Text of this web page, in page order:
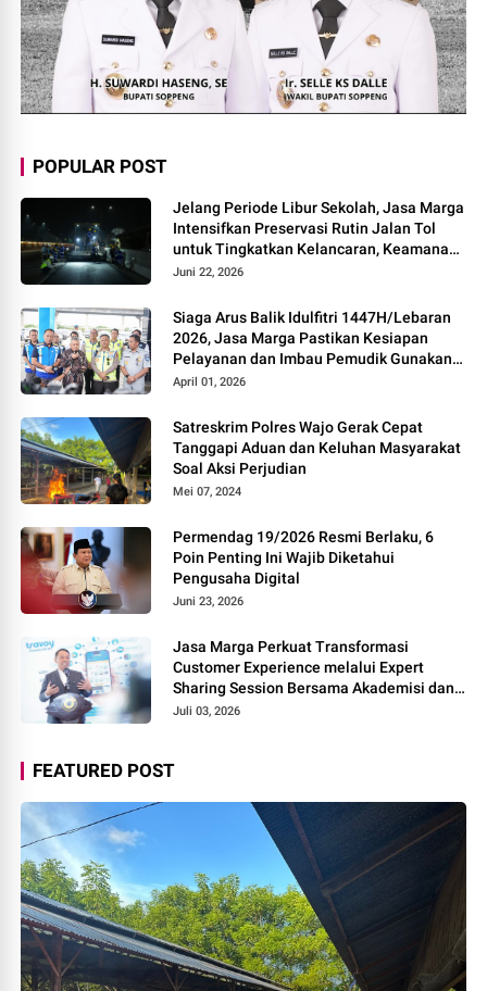
POPULAR POST
Jelang Periode Libur Sekolah, Jasa Marga
Intensifkan Preservasi Rutin Jalan Tol
untuk Tingkatkan Kelancaran, Keamanan
dan Kenyamanan Perjalanan
Juni 22, 2026
Siaga Arus Balik Idulfitri 1447H/Lebaran
2026, Jasa Marga Pastikan Kesiapan
Pelayanan dan Imbau Pemudik Gunakan
Rest Area Alternatif
April 01, 2026
Satreskrim Polres Wajo Gerak Cepat
Tanggapi Aduan dan Keluhan Masyarakat
Soal Aksi Perjudian
Mei 07, 2024
Permendag 19/2026 Resmi Berlaku, 6
Poin Penting Ini Wajib Diketahui
Pengusaha Digital
Juni 23, 2026
Jasa Marga Perkuat Transformasi
Customer Experience melalui Expert
Sharing Session Bersama Akademisi dan
Praktisi
Juli 03, 2026
FEATURED POST